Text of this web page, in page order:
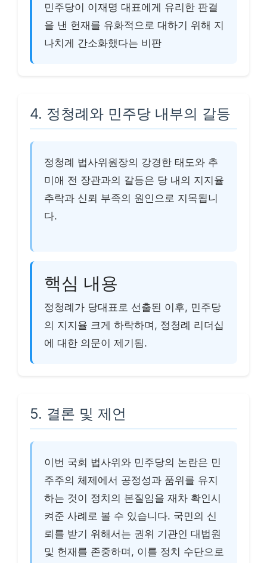
민주당이 이재명 대표에게 유리한 판결
을 낸 헌재를 유화적으로 대하기 위해 지
나치게 간소화했다는 비판
4. 정청례와 민주당 내부의 갈등
정청례 법사위원장의 강경한 태도와 추
미애 전 장관과의 갈등은 당 내의 지지율
추락과 신뢰 부족의 원인으로 지목됩니
다.
핵심 내용
정청례가 당대표로 선출된 이후, 민주당
의 지지율 크게 하락하며, 정청례 리더십
에 대한 의문이 제기됨.
5. 결론 및 제언
이번 국회 법사위와 민주당의 논란은 민
주주의 체제에서 공정성과 품위를 유지
하는 것이 정치의 본질임을 재차 확인시
켜준 사례로 볼 수 있습니다. 국민의 신
뢰를 받기 위해서는 권위 기관인 대법원
및 헌재를 존중하며, 이를 정치 수단으로